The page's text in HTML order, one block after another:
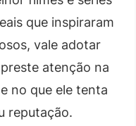
que inspiraram
vale adotar
atenção na
no que ele tenta
reputação.